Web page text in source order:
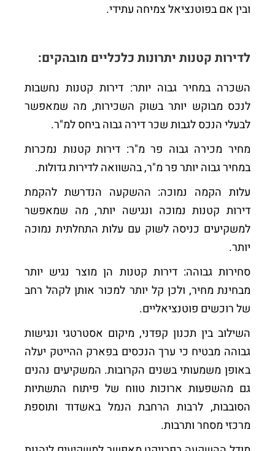
ובין אם בפוטנציאל צמיחה עתידי.
לדירות קטנות יתרונות כלכליים מובהקים:
השכרה במחיר גבוה יותר: דירות קטנות נחשבות
לנכס מבוקש יותר בשוק השכירות, מה שמאפשר
לבעלי הנכס לגבות שכר דירה גבוה ביחס למ"ר.
מחיר מכירה גבוה פר מ"ר: דירות קטנות נמכרות
במחיר גבוה יותר פר מ"ר, בהשוואה לדירות גדולות.
עלות הקמה נמוכה: ההשקעה הנדרשת להקמת
דירות קטנות נמוכה ונגישה יותר, מה שמאפשר
למשקיעים כניסה לשוק עם עלות התחלתית נמוכה
יותר.
סחירות גבוהה: דירות קטנות הן מוצר נגיש יותר
מבחינת מחיר, ולכן קל יותר למכור אותן לקהל רחב
של רוכשים פוטנציאליים.
השילוב בין תכנון קפדני, מיקום אסטרטגי ונגישות
גבוהה מבטיח כי ערך הנכסים בפארק ההייטק יעלה
באופן משמעותי בשנים הקרובות. המשקיעים נהנים
גם מהשפעות ארוכות טווח של פיתוח התשתיות
הסובבות, לרבות הרחבת הנמל באשדוד ותוספת
מרכזי מסחר ותרבות.